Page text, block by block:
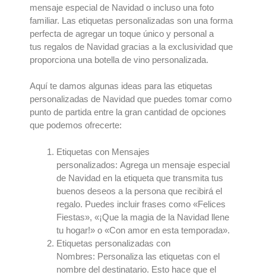
mensaje especial de Navidad o incluso una foto
familiar. Las etiquetas personalizadas son una forma
perfecta de agregar un toque único y personal a
tus regalos de Navidad gracias a la exclusividad que
proporciona una botella de vino personalizada.
Aquí te damos algunas ideas para las etiquetas
personalizadas de Navidad que puedes tomar como
punto de partida entre la gran cantidad de opciones
que podemos ofrecerte:
Etiquetas con Mensajes
personalizados: Agrega un mensaje especial
de Navidad en la etiqueta que transmita tus
buenos deseos a la persona que recibirá el
regalo. Puedes incluir frases como «Felices
Fiestas», «¡Que la magia de la Navidad llene
tu hogar!» o «Con amor en esta temporada».
Etiquetas personalizadas con
Nombres: Personaliza las etiquetas con el
nombre del destinatario. Esto hace que el